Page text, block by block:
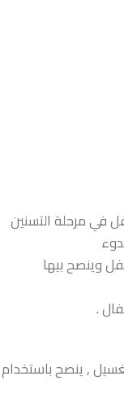
في مرحلة التسنين
وينصح بيها
.
, ينصح باستخدام